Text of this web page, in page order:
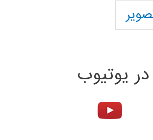
در یوتیوب